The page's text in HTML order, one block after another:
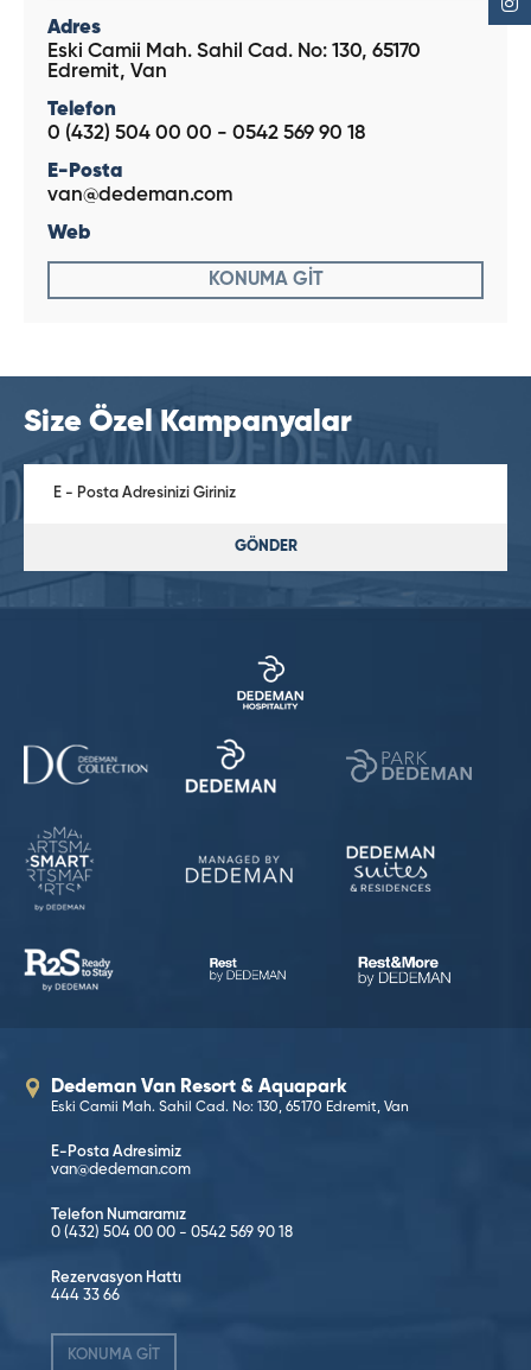
Adres
Eski Camii Mah. Sahil Cad. No: 130, 65170
Edremit, Van
Telefon
0 (432) 504 00 00 - 0542 569 90 18
E-Posta
van@dedeman.com
Web
KONUMA GİT
Size Özel Kampanyalar
GÖNDER
Dedeman Van Resort & Aquapark
Eski Camii Mah. Sahil Cad. No: 130, 65170 Edremit, Van
E-Posta Adresimiz
van@dedeman.com
Telefon Numaramız
0 (432) 504 00 00 - 0542 569 90 18
Rezervasyon Hattı
444 33 66
KONUMA GİT